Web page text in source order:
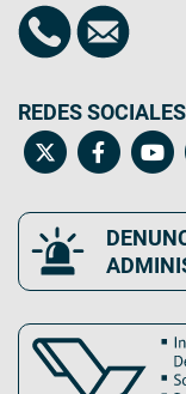
REDES SOCIALES